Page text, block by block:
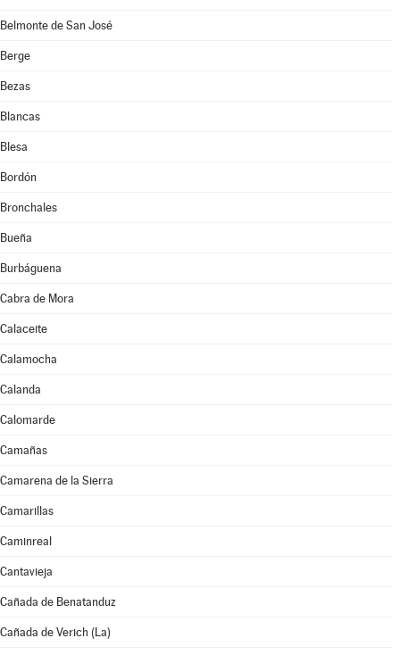
Belmonte de San José
Berge
Bezas
Blancas
Blesa
Bordón
Bronchales
Bueña
Burbáguena
Cabra de Mora
Calaceite
Calamocha
Calanda
Calomarde
Camañas
Camarena de la Sierra
Camarillas
Caminreal
Cantavieja
Cañada de Benatanduz
Cañada de Verich (La)